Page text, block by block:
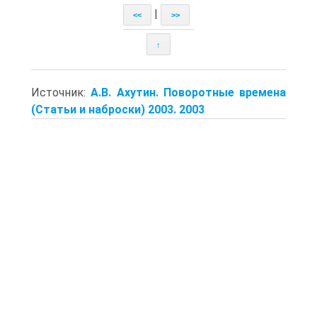
<< >>
↑
Источник:А.В. Ахутин. Поворотные времена
(Статьи и наброски) 2003. 2003